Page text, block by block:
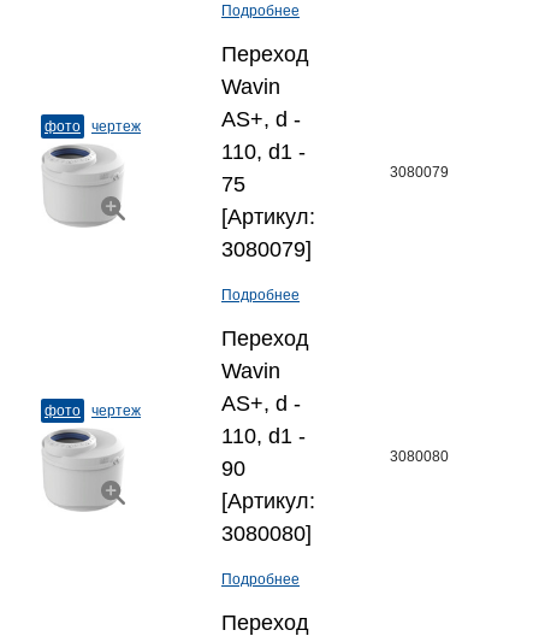
Подробнее
фото чертеж
Переход
Wavin
AS+, d -
110, d1 -
75
[Артикул:
3080079]
Подробнее
3080079
фото чертеж
Переход
Wavin
AS+, d -
110, d1 -
90
[Артикул:
3080080]
Подробнее
3080080
Переход